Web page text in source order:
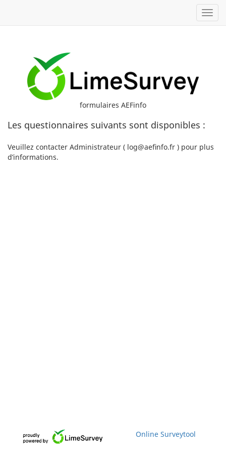
formulaires AEFinfo
Les questionnaires suivants sont disponibles :
Veuillez contacter Administrateur ( log@aefinfo.fr ) pour plus
d’informations.
Online Surveytool